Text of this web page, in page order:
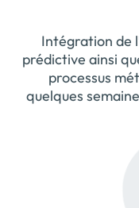
Intégration de
prédictive ainsi
processus
quelques